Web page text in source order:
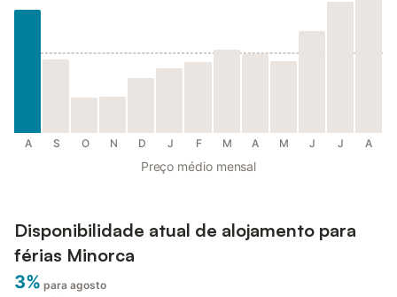
A S O N D J F M A M J J A
Preço médio mensal
Disponibilidade atual de alojamento para
férias Minorca
3% para agosto